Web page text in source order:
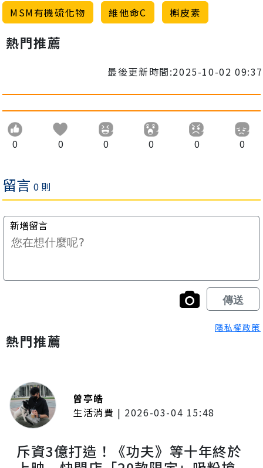
MSM有機硫化物
維他命C 槲皮素
熱門推薦
最後更新時間:2025-10-02 09:37
0 0 0 0 0 0
隱私權政策
熱門推薦
曾亭皓
生活消費 | 2026-03-04 15:48
斥資3億打造！《功夫》等十年終於